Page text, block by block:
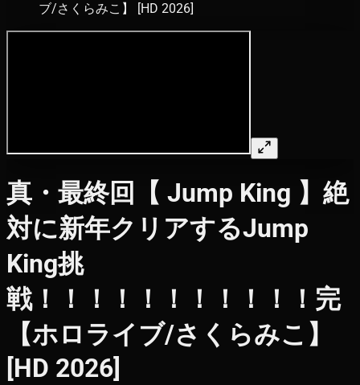
ブ/さくらみこ】 [HD 2026]
真・最終回【 Jump King 】絶
対に新年クリアするJump
King挑
戦！！！！！！！！！！！完
【ホロライブ/さくらみこ】
[HD 2026]